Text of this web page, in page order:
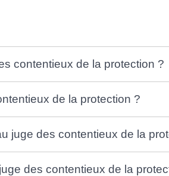
contentieux de la protection ?
de la protection ?
juge des contentieux de la
des contentieux de la